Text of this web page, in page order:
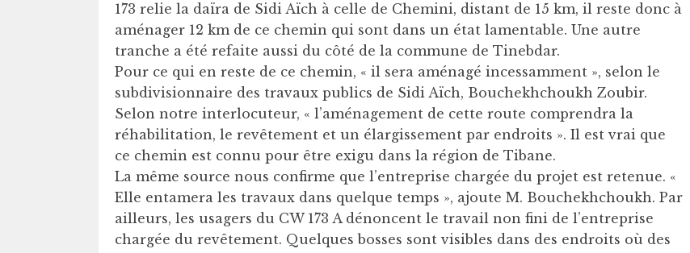
173 relie la daïra de Sidi Aïch à celle de Chemini, distant de 15 km, il reste donc à
aménager 12 km de ce chemin qui sont dans un état lamentable. Une autre
tranche a été refaite aussi du côté de la commune de Tinebdar.
Pour ce qui en reste de ce chemin, « il sera aménagé incessamment », selon le
subdivisionnaire des travaux publics de Sidi Aïch, Bouchekhchoukh Zoubir.
Selon notre interlocuteur, « l’aménagement de cette route comprendra la
réhabilitation, le revêtement et un élargissement par endroits ». Il est vrai que
ce chemin est connu pour être exigu dans la région de Tibane.
La même source nous confirme que l’entreprise chargée du projet est retenue. «
Elle entamera les travaux dans quelque temps », ajoute M. Bouchekhchoukh. Par
ailleurs, les usagers du CW 173 A dénoncent le travail non fini de l’entreprise
chargée du revêtement. Quelques bosses sont visibles dans des endroits où des